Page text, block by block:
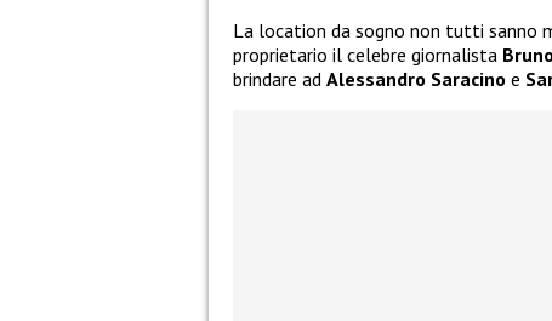
La location da sogno non tutti sanno
proprietario il celebre giornalista
brindare ad Alessandro Saracino e